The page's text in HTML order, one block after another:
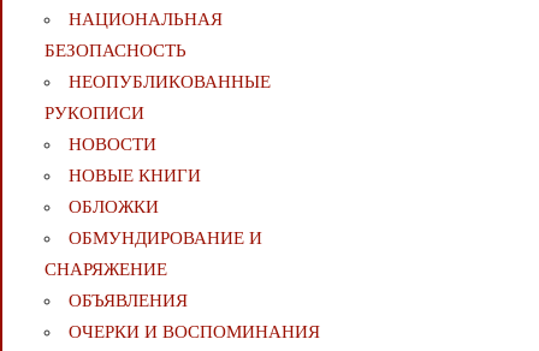
НАЦИОНАЛЬНАЯ
БЕЗОПАСНОСТЬ
НЕОПУБЛИКОВАННЫЕ
РУКОПИСИ
НОВОСТИ
НОВЫЕ КНИГИ
ОБЛОЖКИ
ОБМУНДИРОВАНИЕ И
СНАРЯЖЕНИЕ
ОБЪЯВЛЕНИЯ
ОЧЕРКИ И ВОСПОМИНАНИЯ